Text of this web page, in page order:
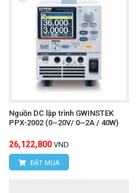
Nguồn DC lập trình GWINSTEK
PPX-2002 (0~20V/ 0~2A / 40W)
26,122,800 VND
ĐẶT MUA